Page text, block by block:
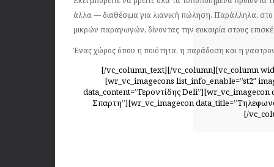
άλλα — διαθέσιμα για λιανική πώληση. Παράλληλα, στο
μικρών παραγωγών, δίνοντας την ευκαιρία στους
Ένας χώρος όπου η ποιότητα, η παράδοση και η
[/vc_column_text][/vc_column][vc_column
[wr_vc_imagecons list_info_enable=”st2″
data_content=”Γεροντίδης
Σπαρτη”][wr_vc_imagecon
[/